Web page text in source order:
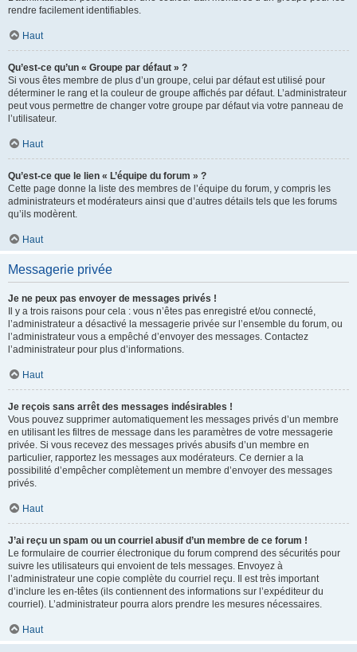
rendre facilement identifiables.
Haut
Qu’est-ce qu’un « Groupe par défaut » ?
Si vous êtes membre de plus d’un groupe, celui par défaut est utilisé pour
déterminer le rang et la couleur de groupe affichés par défaut. L’administrateur
peut vous permettre de changer votre groupe par défaut via votre panneau de
l’utilisateur.
Haut
Qu’est-ce que le lien « L’équipe du forum » ?
Cette page donne la liste des membres de l’équipe du forum, y compris les
administrateurs et modérateurs ainsi que d’autres détails tels que les forums
qu’ils modèrent.
Haut
Messagerie privée
Je ne peux pas envoyer de messages privés !
Il y a trois raisons pour cela : vous n’êtes pas enregistré et/ou connecté,
l’administrateur a désactivé la messagerie privée sur l’ensemble du forum, ou
l’administrateur vous a empêché d’envoyer des messages. Contactez
l’administrateur pour plus d’informations.
Haut
Je reçois sans arrêt des messages indésirables !
Vous pouvez supprimer automatiquement les messages privés d’un membre
en utilisant les filtres de message dans les paramètres de votre messagerie
privée. Si vous recevez des messages privés abusifs d’un membre en
particulier, rapportez les messages aux modérateurs. Ce dernier a la
possibilité d’empêcher complètement un membre d’envoyer des messages
privés.
Haut
J’ai reçu un spam ou un courriel abusif d’un membre de ce forum !
Le formulaire de courrier électronique du forum comprend des sécurités pour
suivre les utilisateurs qui envoient de tels messages. Envoyez à
l’administrateur une copie complète du courriel reçu. Il est très important
d’inclure les en-têtes (ils contiennent des informations sur l’expéditeur du
courriel). L’administrateur pourra alors prendre les mesures nécessaires.
Haut